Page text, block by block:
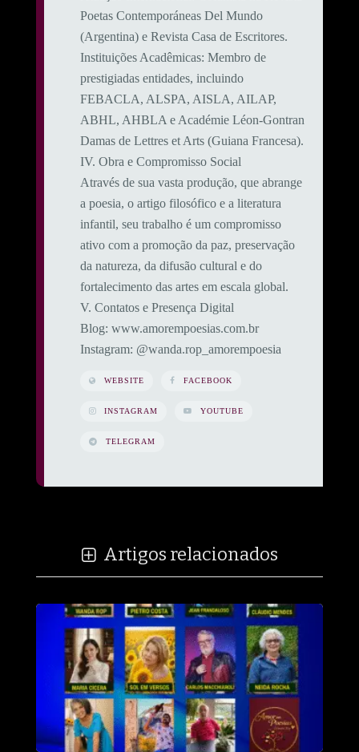
Poetas Contemporáneas Del Mundo
(Argentina) e Revista Casa de Escritores.
​Instituições Acadêmicas: Membro de
prestigiadas entidades, incluindo
FEBACLA, ALSPA, AISLA, AILAP,
ABHL, AHBLA e Académie Léon-Gontran
Damas de Lettres et Arts (Guiana Francesa).
​IV. Obra e Compromisso Social
​Através de sua vasta produção, que abrange
a poesia, o artigo filosófico e a literatura
infantil, seu trabalho é um compromisso
ativo com a promoção da paz, preservação
da natureza, da difusão cultural e do
fortalecimento das artes em escala global.
​V. Contatos e Presença Digital
​Blog: www.amorempoesias.com.br
​Instagram: @wanda.rop_amorempoesia
WEBSITE FACEBOOK
INSTAGRAM YOUTUBE
TELEGRAM
Artigos relacionados